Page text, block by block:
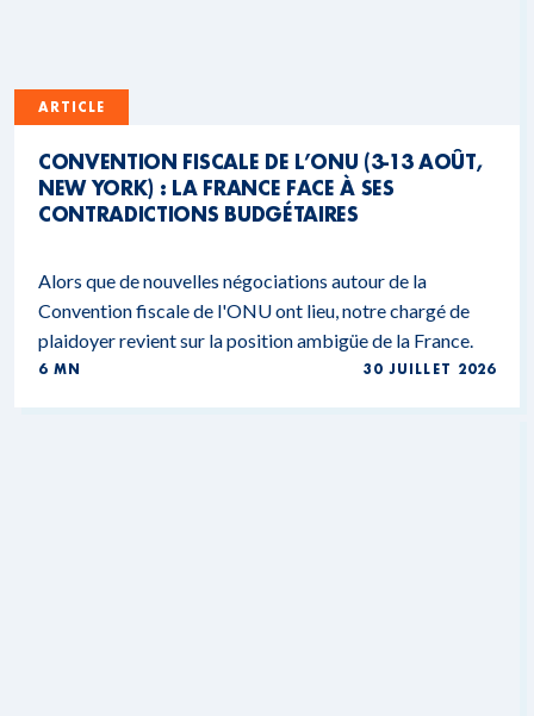
ARTICLE
CONVENTION FISCALE DE L’ONU (3-13 AOÛT,
NEW YORK) : LA FRANCE FACE À SES
CONTRADICTIONS BUDGÉTAIRES
Alors que de nouvelles négociations autour de la
Convention fiscale de l'ONU ont lieu, notre chargé de
plaidoyer revient sur la position ambigüe de la France.
6 MN 30 JUILLET 2026